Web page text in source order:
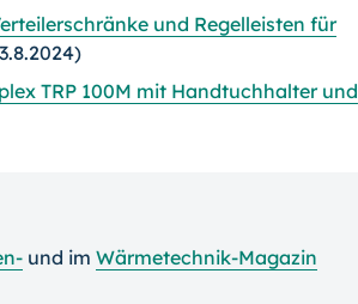
und Regelleisten für
TRP 100M mit Handtuchhalter und
und im Wärmetechnik-Magazin